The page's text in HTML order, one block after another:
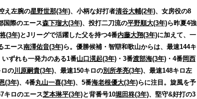
え左腕の星野世那(3年)、小柄な好打者清谷大輔(2年)、女房役の8
国際のエース森下瑠大(3年)、投打二刀流の平野順大(3年)ら昨夏4強
(3年)とJリーグで活躍した父を持つ4番内藤大翔(3年)に加えて、一
エース南澤佑音(3年)ら。優勝候補・智辯和歌山からは、最速144キ
いずれも一発力のある1番山口滉起(3年) ・3番渡部海(3年) ・4番岡西
の川原嗣貴(3年)、最速150キロの別所孝亮(3年)、最速148キロ左
(3年)、4番丸山一喜(3年)、5番海老根優大(3年)らに注目。旋風を予
キロのエース芝本琳平(3年)と背番号10堀田柊(3年)、堅守&好打の3